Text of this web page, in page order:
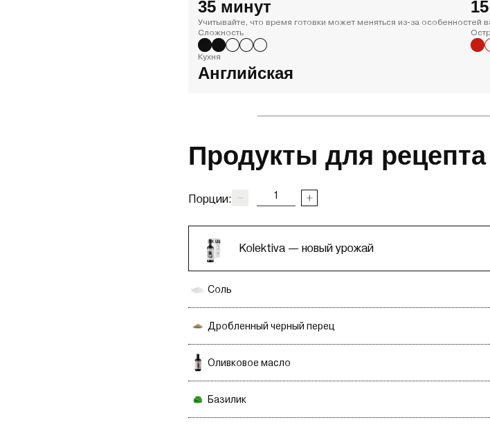
35 минут
Учитывайте, что время готовки может меняться из-за особенностей
Сложность
Кухня
Английская
Продукты для рецепта
Порции:
Kolektiva — новый урожай
Соль
Дробленный черный перец
Оливковое масло
Базилик